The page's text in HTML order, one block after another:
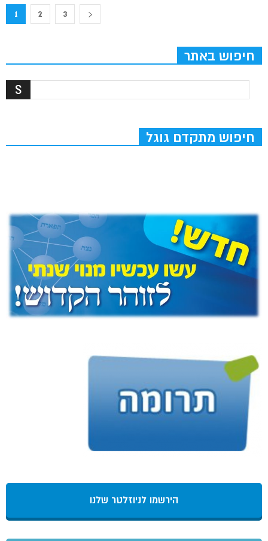
1 2 3
חיפוש באתר
חיפוש מתקדם גוגל
הירשמו לניוזלטר שלנו